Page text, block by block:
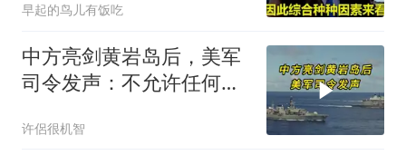
早起的鸟儿有饭吃
中方亮剑黄岩岛后，美军
司令发声：不允许任何国
许侶很机智